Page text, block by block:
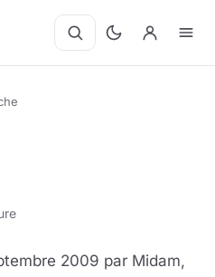
2009 par Midam,